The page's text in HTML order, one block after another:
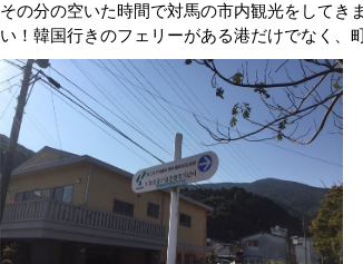
その分の空いた時間で対馬の市内観光をしてき
い！韓国行きのフェリーがある港だけでなく、